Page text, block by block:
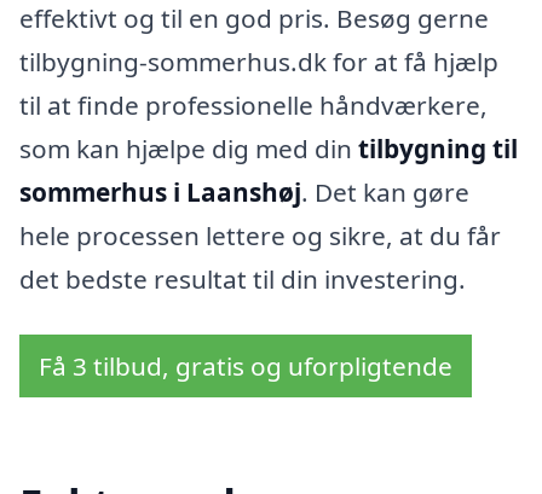
effektivt og til en god pris. Besøg gerne
tilbygning-sommerhus.dk for at få hjælp
til at finde professionelle håndværkere,
som kan hjælpe dig med din tilbygning til
sommerhus i Laanshøj. Det kan gøre
hele processen lettere og sikre, at du får
det bedste resultat til din investering.
Få 3 tilbud, gratis og uforpligtende